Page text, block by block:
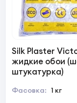
Silk Plaster
жидкие обои
штукатурка)
Фасовка: 1 кг